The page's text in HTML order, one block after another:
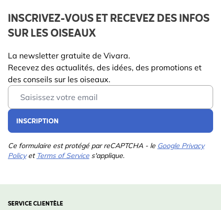
INSCRIVEZ-VOUS ET RECEVEZ DES INFOS
SUR LES OISEAUX
La newsletter gratuite de Vivara.
Recevez des actualités, des idées, des promotions et
des conseils sur les oiseaux.
Email Address
INSCRIPTION
Ce formulaire est protégé par reCAPTCHA - le Google Privacy
Policyet Terms of Service s'applique.
SERVICE CLIENTÈLE